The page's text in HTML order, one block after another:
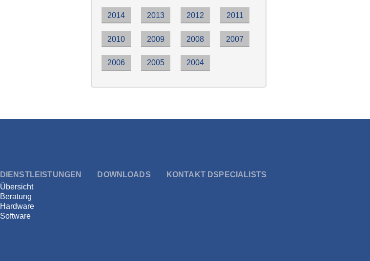
2014 2013 2012 2011
2010 2009 2008 2007
2006 2005 2004
DIENSTLEISTUNGEN
Übersicht
Beratung
Hardware
Software
DOWNLOADS KONTAKT DSPECIALISTS